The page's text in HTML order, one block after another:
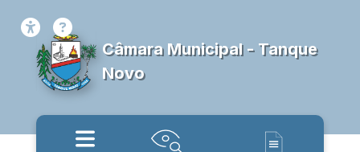
Câmara Municipal - Tanque
Novo